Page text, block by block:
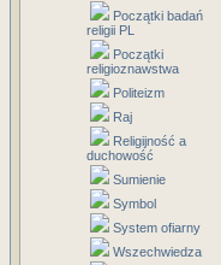
Początki badań
religii PL
Początki
religioznawstwa
Politeizm
Raj
Religijność a
duchowość
Sumienie
Symbol
System ofiarny
Wszechwiedza